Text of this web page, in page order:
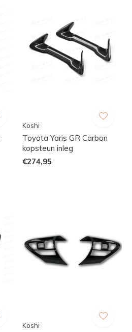
Koshi
Toyota Yaris GR Carbon
kopsteun inleg
€274,95
Koshi